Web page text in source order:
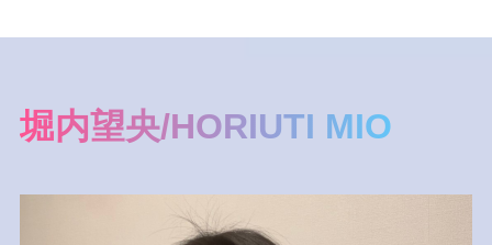
堀内望央/HORIUTI MIO